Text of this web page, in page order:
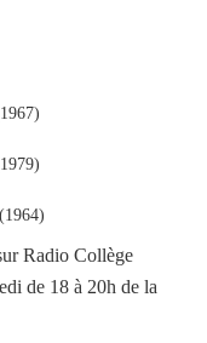
Radio Collège
de 18 à 20h de la